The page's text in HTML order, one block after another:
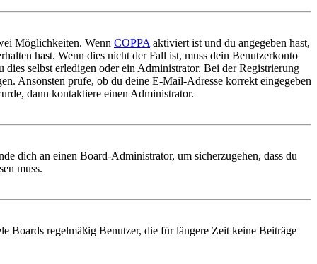
Möglichkeiten. Wenn COPPA aktiviert ist und du angegeben hast,
hast. Wenn dies nicht der Fall ist, muss dein Benutzerkonto
selbst erledigen oder ein Administrator. Bei der Registrierung
Ansonsten prüfe, ob du deine E-Mail-Adresse korrekt eingegeben
dann kontaktiere einen Administrator.
dich an einen Board-Administrator, um sicherzugehen, dass du
muss.
Boards regelmäßig Benutzer, die für längere Zeit keine Beiträge